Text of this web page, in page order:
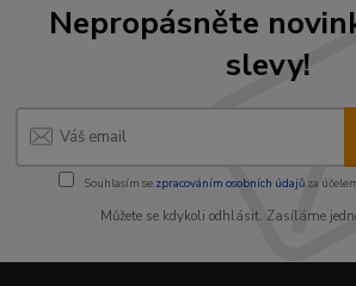
Nepropásněte
slevy!
Souhlasím se zpracováním osobních údajůza
Můžete se kdykoli odhlásit. Zasíláme